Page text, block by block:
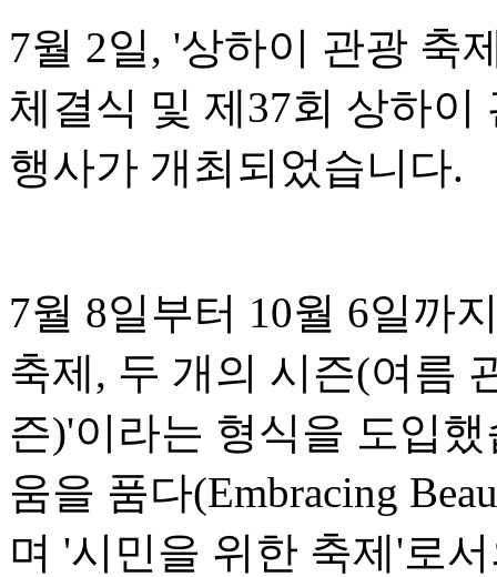
7월 2일, '상하이 관광 축
체결식 및 제37회 상하
행사가 개최되었습니다.
7월 8일부터 10월 6일까
축제, 두 개의 시즌(여름
즌)'이라는 형식을 도입
움을 품다(Embracing
며 '시민을 위한 축제'로